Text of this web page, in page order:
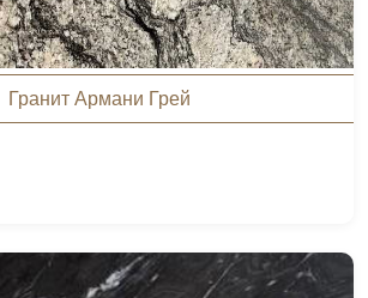
Гранит Армани Грей